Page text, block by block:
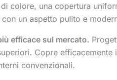
colore, una copertura
un aspetto pulito e
efficace sul mercato.
Copre
convenzionali.